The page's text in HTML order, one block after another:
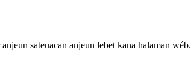
sateuacan anjeun lebet kana halaman wéb.